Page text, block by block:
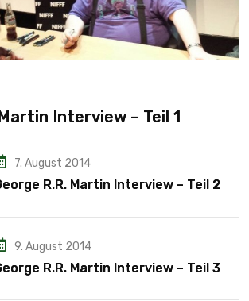
Interview – Teil 1
7. August 2014
R.R. Martin Interview – Teil 2
9. August 2014
R.R. Martin Interview – Teil 3